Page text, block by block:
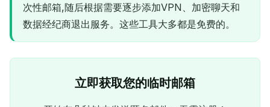
次性邮箱,随后根据需要逐步添加VPN、加密聊天和
数据经纪商退出服务。这些工具大多都是免费的。
立即获取您的临时邮箱